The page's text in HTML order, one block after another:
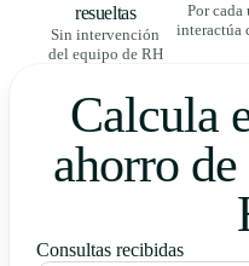
resueltas
Sin intervención
del equipo de RH
Por cada
interactúa
Calcula
ahorro
Consultas recibidas